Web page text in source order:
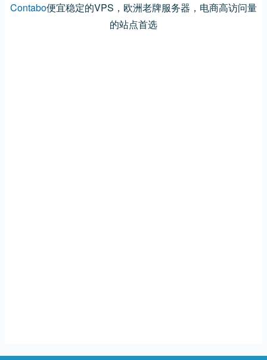
Contabo便宜稳定的VPS，欧洲老牌服务器，电商高访问量
的站点首选